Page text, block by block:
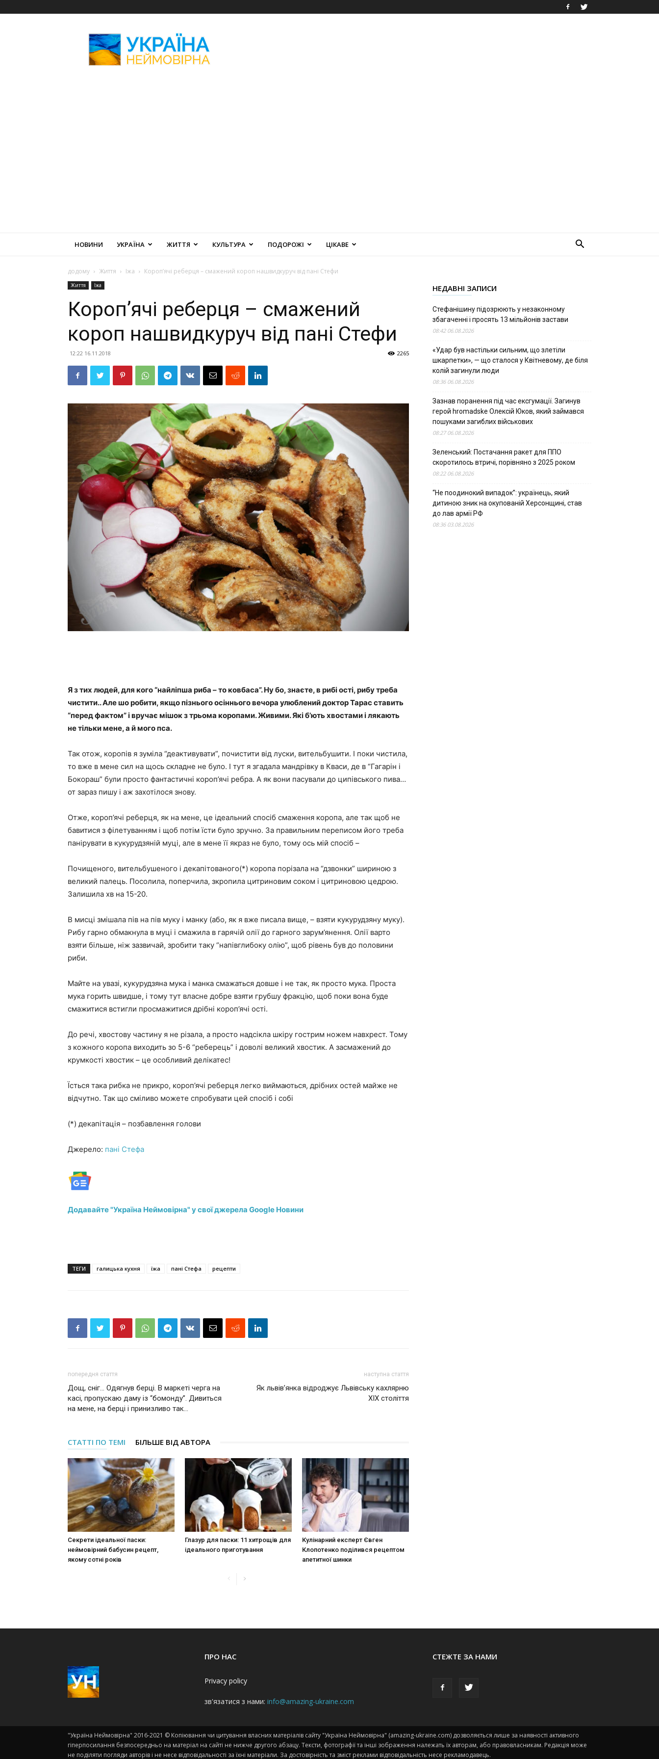
Неймовірна
НОВИНИ УКРАЇНА ЖИТТЯ КУЛЬТУРА ПОДОРОЖІ ЦІКАВЕ
додому Життя Іжа Короп’ячі реберця – смажений короп нашвидкуруч від пані Стефи
Життя Іжа
Короп’ячі реберця – смажений
короп нашвидкуруч від пані Стефи
12:22 16.11.2018 2265
Я з тих людей, для кого “найліпша риба – то ковбаса”. Ну бо, знаєте, в рибі ості, рибу треба
чистити.. Але шо робити, якщо пізнього осіннього вечора улюблений доктор Тарас ставить
“перед фактом” і вручає мішок з трьома коропами. Живими. Які б’ють хвостами і лякають
не тільки мене, а й мого пса.
Так отож, коропів я зуміла “деактивувати”, почистити від луски, вительбушити. І поки чистила,
то вже в мене сил на щось складне не було. І тут я згадала мандрівку в Кваси, де в “Гагарін і
Бокораш” були просто фантастичні короп’ячі ребра. А як вони пасували до ципівського пива…
от зараз пишу і аж захотілося знову.
Отже, короп’ячі реберця, як на мене, це ідеальний спосіб смаження коропа, але так щоб не
бавитися з філетуванням і щоб потім їсти було зручно. За правильним переписом його треба
панірувати в кукурудзяній муці, але в мене її якраз не було, тому ось мій спосіб –
Почищеного, вительбушеного і декапітованого(*) коропа порізала на “дзвонки” шириною з
великий палець. Посолила, поперчила, зкропила цитриновим соком і цитриновою цедрою.
Залишила хв на 15-20.
В мисці змішала пів на пів муку і манку (або, як я вже писала вище, – взяти кукурудзяну муку).
Рибу гарно обмакнула в муці і смажила в гарячій олії до гарного зарум’янення. Олії варто
взяти більше, ніж зазвичай, зробити таку “напівглибоку олію”, щоб рівень був до половини
риби.
Майте на увазі, кукурудзяна мука і манка смажаться довше і не так, як просто мука. Проста
мука горить швидше, і тому тут власне добре взяти грубшу фракцію, щоб поки вона буде
смажитися встигли просмажитися дрібні короп’ячі ості.
До речі, хвостову частину я не різала, а просто надсікла шкіру гострим ножем навхрест. Тому
з кожного коропа виходить зо 5-6 “реберець” і доволі великий хвостик. А засмажений до
крумкості хвостик – це особливий делікатес!
Їсться така рибка не прикро, короп’ячі реберця легко виймаються, дрібних остей майже не
відчутно. Так що сміливо можете спробувати цей спосіб і собі
(*) декапітація – позбавлення голови
Джерело: пані Стефа
Додавайте "Україна Неймовірна" у свої джерела Google Новини
ТЕГИ галицька кухня їжа пані Стефа рецепти
попередня стаття
Дощ, сніг… Одягнув берці. В маркеті черга на
касі, пропускаю даму із “бомонду”. Дивиться
на мене, на берці і принизливо так…
наступна стаття
Як львів’янка відроджує Львівську кахлярню
XIX століття
СТАТТІ ПО ТЕМІ БІЛЬШЕ ВІД АВТОРА
Секрети ідеальної паски:
неймовірний бабусин рецепт,
якому сотні років
Глазур для паски: 11 хитрощів для
ідеального приготування
Кулінарний експерт Євген
Клопотенко поділився рецептом
апетитної шинки
НЕДАВНІ ЗАПИСИ
Стефанішину підозрюють у незаконному
збагаченні і просять 13 мільйонів застави
08:42 06.08.2026
«Удар був настільки сильним, що злетіли
шкарпетки», — що сталося у Квітневому, де біля
колій загинули люди
08:36 06.08.2026
Зазнав поранення під час ексгумації. Загинув
герой hromadske Олексій Юков, який займався
пошуками загиблих військових
08:27 06.08.2026
Зеленський: Постачання ракет для ППО
скоротилось втричі, порівняно з 2025 роком
08:22 06.08.2026
“Не поодинокий випадок”: українець, який
дитиною зник на окупованій Херсонщині, став
до лав армії РФ
08:36 03.08.2026
ПРО НАС
Privacy policy
зв'язатися з нами: info@amazing-ukraine.com
СТЕЖТЕ ЗА НАМИ
"Україна Неймовірна" 2016-2021 © Копіювання чи цитування власних матеріалів сайту "Україна Неймовірна" (amazing-ukraine.com) дозволяється лише за наявності активного
гіперпосилання безпосередньо на матеріал на сайті не нижче другого абзацу. Тексти, фотографії та інші зображення належать їх авторам, або правовласникам. Редакція може
не поділяти погляди авторів і не несе відповідальності за їхні матеріали. За достовірність та зміст реклами відповідальність несе рекламодавець.